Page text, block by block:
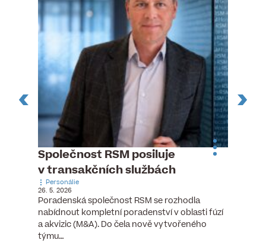
Společnost RSM posiluje
v transakčních službách
Personálie
26. 5. 2026
Poradenská společnost RSM se rozhodla
nabídnout kompletní poradenství v oblasti fúzí
a akvizic (M&A). Do čela nově vytvořeného
týmu…